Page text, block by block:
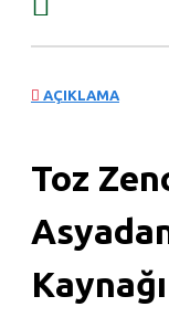
AÇIKLAMA
Toz
Kaynağı